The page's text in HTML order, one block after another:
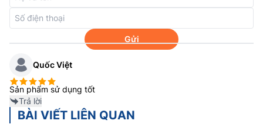
Công nghệ tăng cường màu sắc Live
Gửi
Quốc Việt
Sản phẩm sử dụng tốt
Trả lời
BÀI VIẾT LIÊN QUAN